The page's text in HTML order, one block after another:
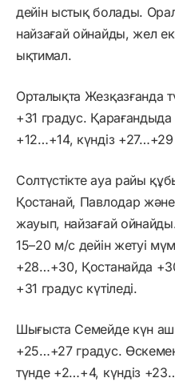
дейін ыстық болады.
найзағай ойнайды, жел
ықтимал.
Орталықта Жезқазғанда
+31 градус.
+12…+14, күндіз
Солтүстікте ауа райы
Қостанай, Павлодар
жауып, найзағай
15–20 м/с дейін жетуі
+28…+30, Қостанайда
+31 градус күтіледі.
Шығыста Семейде күн
+25…+27 градус.
түнде +2…+4, күндіз